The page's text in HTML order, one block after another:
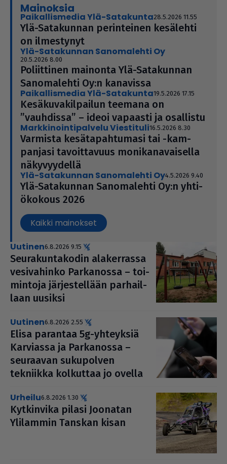
Mainoksia
Paikallismedia Ylä-Satakunta28.5.2026 11.55
Ylä-Sata­kun­nan perin­tei­nen kesälehti
on ilmes­ty­nyt
Ylä-Satakunnan Sanomalehti Oy
20.5.2026 8.00
Poliit­ti­nen mainonta Ylä-Sata­kun­nan
Sano­ma­lehti Oy:n kanavissa
Paikallismedia Ylä-Satakunta19.5.2026 17.15
Kesä­ku­va­kil­pai­lun teemana on
”vauhdissa” – ideoi vapaasti ja osallistu
Markkinointipalvelu Viestituli16.5.2026 8.30
Varmista kesä­ta­pah­tu­masi tai -kam­
pan­jasi tavoit­ta­vuus moni­ka­na­vai­sella
näky­vyy­dellä
Ylä-Satakunnan Sanomalehti Oy4.5.2026 9.40
Ylä-Sata­kun­nan Sano­ma­lehti Oy:n yhti­
ö­ko­kous 2026
Kaikki mainokset
uutinen6.8.2026 9.15
Seu­ra­kun­ta­ko­din ala­ker­rassa
vesi­va­hinko Par­ka­nossa – toi­
min­toja jär­jes­tel­lään par­hail­
laan uusiksi
uutinen6.8.2026 2.55
Elisa parantaa 5g-yhteyksiä
Karviassa ja Par­ka­nossa –
seuraavan suku­pol­ven
tekniikka kolkuttaa jo ovella
urheilu6.8.2026 1.30
Kyt­kin­vika pilasi Joonatan
Ylilammin Tanskan kisan